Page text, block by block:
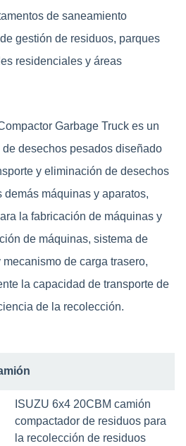
de saneamiento
gestión de residuos, parques
residenciales y áreas
Garbage Truck es un
desechos pesados diseñado
y eliminación de desechos
máquinas y aparatos,
la fabricación de máquinas y
de máquinas, sistema de
de carga trasero,
la capacidad de transporte de
de la recolección.
ISUZU 6x4 20CBM camión
compactador de residuos para
la recolección de residuos